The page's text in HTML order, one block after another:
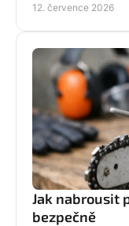
12. července 2026
Jak nabrousit
bezpečně